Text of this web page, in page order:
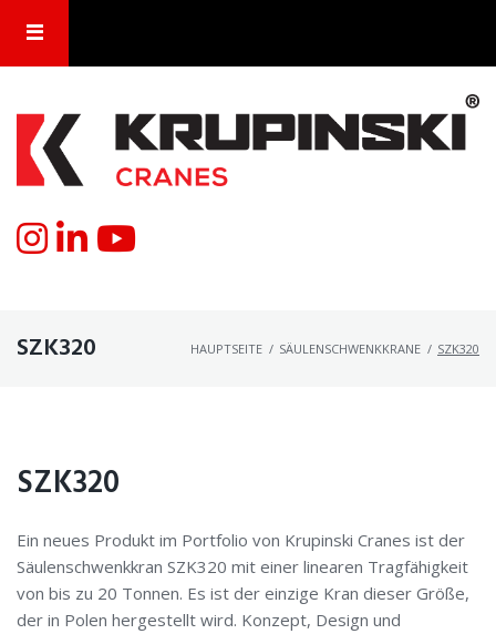
SZK320 HAUPTSEITE / SÄULENSCHWENKKRANE / SZK320
SZK320
Ein neues Produkt im Portfolio von Krupinski Cranes ist der
Säulenschwenkkran SZK320 mit einer linearen Tragfähigkeit
von bis zu 20 Tonnen. Es ist der einzige Kran dieser Größe,
der in Polen hergestellt wird. Konzept, Design und